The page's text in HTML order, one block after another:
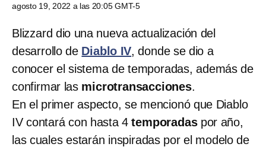
agosto 19, 2022 a las 20:05 GMT-5
Blizzard dio una nueva actualización del
desarrollo de Diablo IV, donde se dio a
conocer el sistema de temporadas, además de
confirmar las microtransacciones.
En el primer aspecto, se mencionó que Diablo
IV contará con hasta 4temporadaspor año,
las cuales estarán inspiradas por el modelo de